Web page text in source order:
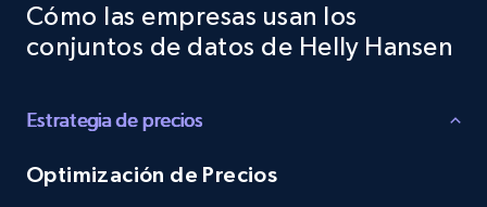
Cómo las empresas usan los
conjuntos de datos de Helly Hansen
Estrategia de precios
Optimización de Precios